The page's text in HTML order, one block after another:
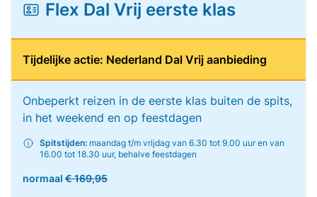
Flex Dal Vrij eerste klas
Tijdelijke actie: Nederland Dal Vrij aanbieding
Onbeperkt reizen in de eerste klas buiten de spits,
in het weekend en op feestdagen
Spitstijden: maandag t/m vrijdag van 6.30 tot 9.00 uur en van
16.00 tot 18.30 uur, behalve feestdagen
normaal € 169,95